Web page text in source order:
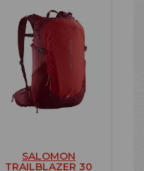
SALOMON
TRAILBLAZER 30